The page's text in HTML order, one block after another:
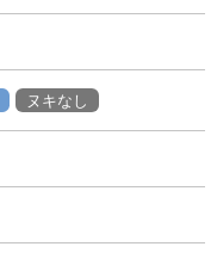
ヌキなし